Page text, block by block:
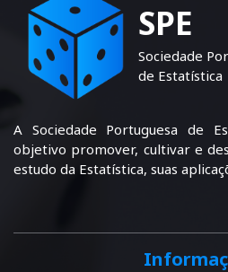
SPE
Sociedade
de Estatística
A Sociedade Portuguesa de
objetivo promover, cultivar e
estudo da Estatística, suas